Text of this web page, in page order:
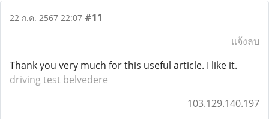
22 ก.ค. 2567 22:07 #11
แจ้งลบ
Thank you very much for this useful article. I like it.
driving test belvedere
103.129.140.197